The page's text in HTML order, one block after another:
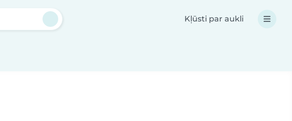
Kļūsti par aukli